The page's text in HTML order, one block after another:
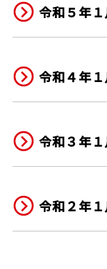
令和５年
令和４年
令和３年
令和２年